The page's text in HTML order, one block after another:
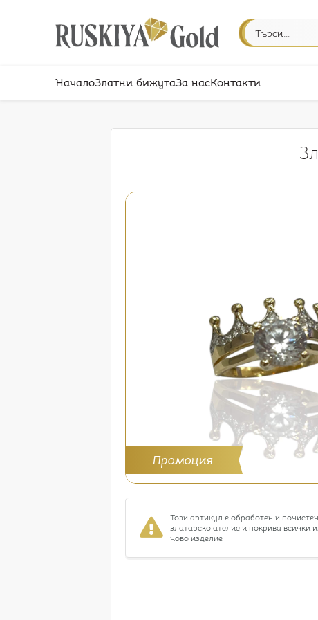
НачалоЗлатни бижутаЗа насКонтакти
Промоция
Този артикул е обработен и
златарско ателие и покрива всички
ново изделие